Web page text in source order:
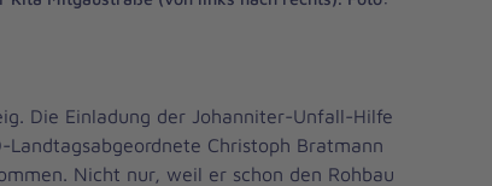
Die Einladung der Johanniter-Unfall-Hilfe
Landtagsabgeordnete Christoph Bratmann
Nicht nur, weil er schon den Rohbau